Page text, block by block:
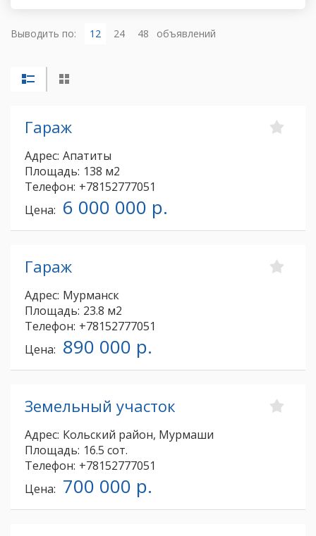
Выводить по: 12 24 48 объявлений
Гараж
Адрес: Апатиты
Площадь: 138 м2
Телефон: +78152777051
Цена: 6 000 000 р.
Гараж
Адрес: Мурманск
Площадь: 23.8 м2
Телефон: +78152777051
Цена: 890 000 р.
Земельный участок
Адрес: Кольский район, Мурмаши
Площадь: 16.5 сот.
Телефон: +78152777051
Цена: 700 000 р.